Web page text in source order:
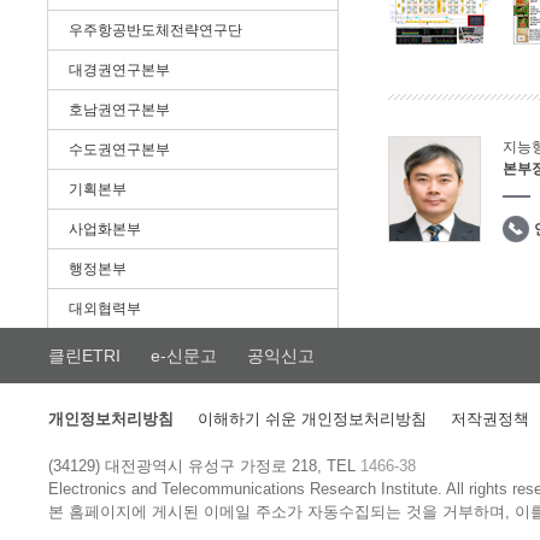
우주항공반도체전략연구단
대경권연구본부
호남권연구본부
수도권연구본부
기획본부
사업화본부
행정본부
대외협력부
지능
본부
클린ETRI e-신문고 공익신고
개인정보처리방침 이해하기 쉬운 개인정보처리방침 저작권정책
(34129) 대전광역시 유성구 가정로 218, TEL 1466-38
Electronics and Telecommunications Research Institute.All rights
본 홈페이지에 게시된 이메일 주소가 자동수집되는 것을 거부하며,